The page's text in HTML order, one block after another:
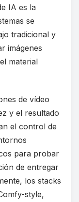
IA es la
se
tradicional y
imágenes
material
de vídeo
y el resultado
el control de
para probar
de entregar
los stacks
style,